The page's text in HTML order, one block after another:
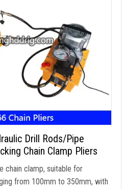
Drill Rods/Pipe
Chain Clamp Pliers
chain clamp, suitable for
from 100mm to 350mm, with